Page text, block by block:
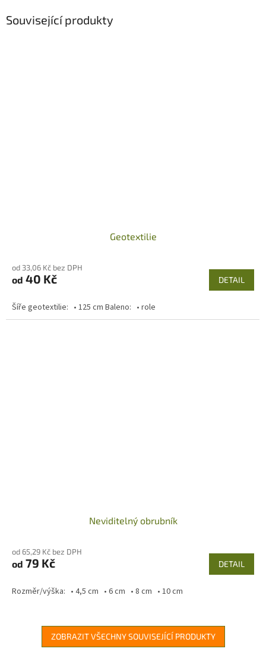
Související produkty
Geotextilie
od 33,06 Kč bez DPH
od 40 Kč DETAIL
Šíře geotextilie: • 125 cm Baleno: • role
Neviditelný obrubník
od 65,29 Kč bez DPH
od 79 Kč DETAIL
Rozměr/výška: • 4,5 cm • 6 cm • 8 cm • 10 cm
ZOBRAZIT VŠECHNY SOUVISEJÍCÍ PRODUKTY